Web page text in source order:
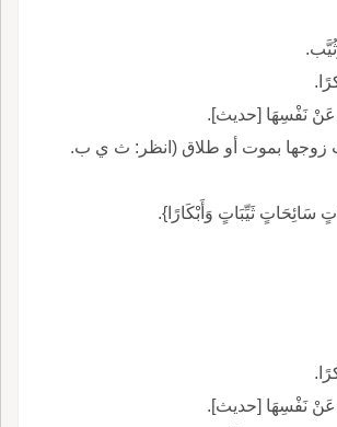
عَنْ نَفْسِهَا [حديث].
زوجها بموت أو طلاق (انظر: ث ي ب.
سَائِحَاتٍ ثَيِّبَاتٍ وَأَبْكَارًا}.
عَنْ نَفْسِهَا [حديث].